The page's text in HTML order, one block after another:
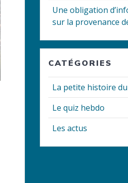
Une obligation
sur la provenance
CATÉGORIES
La petite histoire
Le quiz hebdo
Les actus